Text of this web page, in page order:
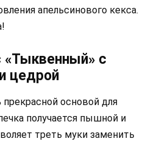
апельсинового кекса.
«Тыквенный» с
цедрой
основой для
получается пышной и
треть муки заменить